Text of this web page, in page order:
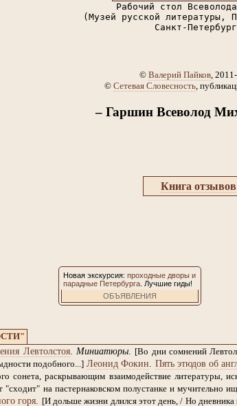
Рабочий стол
(Музей русской литературы,
Санкт-
© Валерий Пайков,
© Сетевая Словесность ,
– Гаршин Всеволод
Книга отзывов
Новая экскурсия: проходные дворы и
парадные Петербурга . Лучшие гиды!
ОБЪЯВЛЕНИЯ
Левтолстоя. Миниатюры. [Во дни сомнений
подобного...] Леонид Фокин. Пять этюдов об
сонета, раскрывающим взаимодействие литературы,
"сходит" на пастернаковском полустанке и мучительно
горя. [И дольше жизни длился этот день, / Но